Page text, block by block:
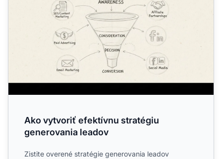
Ako vytvoriť efektívnu stratégiu
generovania leadov
Zistite overené stratégie generovania leadov